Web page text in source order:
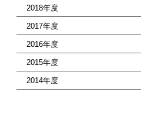
2018年度
2017年度
2016年度
2015年度
2014年度